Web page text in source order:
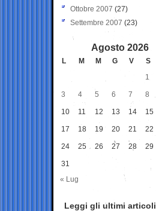
Ottobre 2007 (27)
Settembre 2007 (23)
Agosto 2026
L M M G V S
1
3 4 5 6 7 8
10 11 12 13 14 15
17 18 19 20 21 22
24 25 26 27 28 29
31
« Lug
Leggi gli ultimi articoli